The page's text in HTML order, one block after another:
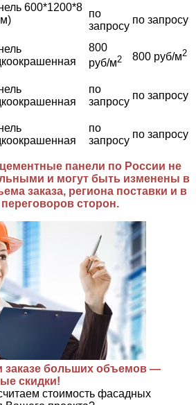
600*1200*8
по
запросу
по запросу
800
руб/м2 800 руб/м2
по
запросу
по запросу
по
запросу
по запросу
панели по России не
и могут быть изменены в
заказа, региона поставки и в
сторон.
заказе больших объемов —
скидки!
стоимость фасадных